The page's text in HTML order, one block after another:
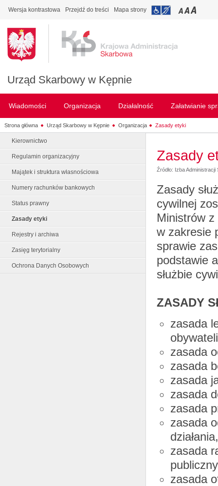
Wersja kontrastowa Przejdź do treści Mapa strony
Urząd Skarbowy w Kępnie
Wiadomości Organizacja Działalność Załatwianie
Strona główna Urząd Skarbowy w Kępnie Organizacja Zasady etyki
Kierownictwo
Regulamin organizacyjny
Majątek i struktura własnościowa
Numery rachunków bankowych
Status prawny
Zasady etyki
Rejestry i archiwa
Zasięg terytorialny
Ochrona Danych Osobowych
Zasady
Źródło: Izba
Zasady
cywilnej
Ministrów
w zakresie
sprawie
podstawie
służbie
ZASADY
zasada
zasada
zasada
zasada
zasada
zasada
zasada
działania,
zasada
zasada